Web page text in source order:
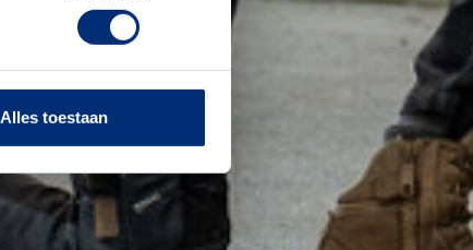
Alles toestaan